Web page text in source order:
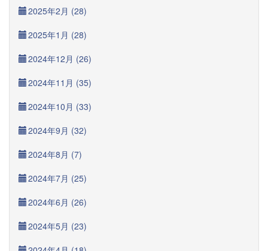
2025年2月 (28)
2025年1月 (28)
2024年12月 (26)
2024年11月 (35)
2024年10月 (33)
2024年9月 (32)
2024年8月 (7)
2024年7月 (25)
2024年6月 (26)
2024年5月 (23)